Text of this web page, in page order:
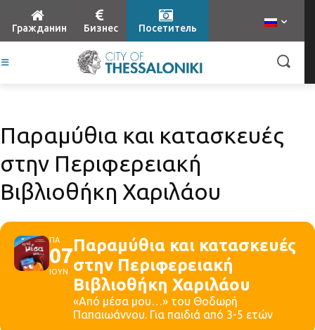
Гражданин Бизнес Посетитель
Παραμύθια και κατασκευές
στην Περιφερειακή
Βιβλιοθήκη Χαριλάου
ΠΑ
07
ΙΟΥΝ
Παραμύθια και κατασκευές
στην Περιφερειακή
Βιβλιοθήκη Χαριλάου
«Από μέσα μου…» του Θοδωρή
Παπαιωάννου. Για παιδιά από 3-5 ετών